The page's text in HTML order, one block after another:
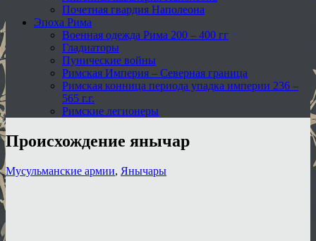
Почетная гвардия Наполеона
Эпоха Рима
Военная одежда Рима 200 – 400 гг
Гладиаторы
Пунические войны
Римская Империя – Северная граница
Римская конница периода упадка империи 236 –
565 г.г.
Римские легионеры
Происхождение янычар
Мусульманские армии, Янычары